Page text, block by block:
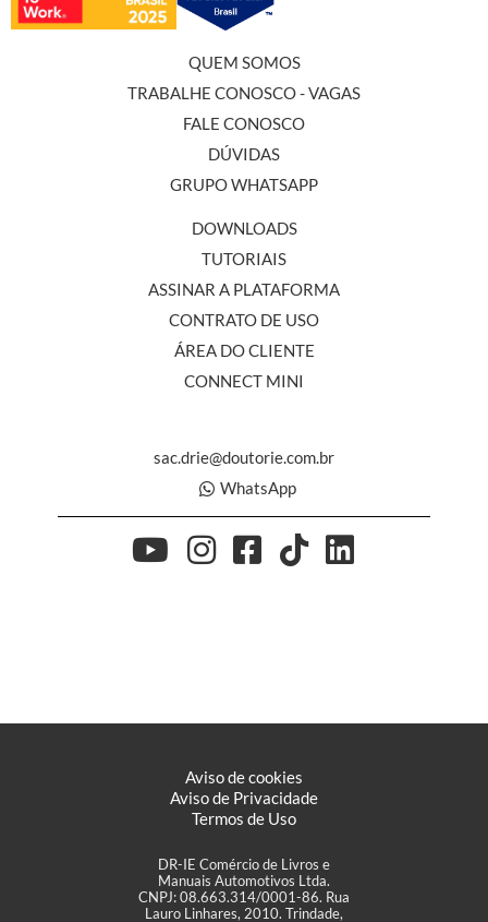
QUEM SOMOS
TRABALHE CONOSCO - VAGAS
FALE CONOSCO
DÚVIDAS
GRUPO WHATSAPP
DOWNLOADS
TUTORIAIS
ASSINAR A PLATAFORMA
CONTRATO DE USO
ÁREA DO CLIENTE
CONNECT MINI
sac.drie@doutorie.com.br
WhatsApp
Aviso de cookies
Aviso de Privacidade
Termos de Uso
DR-IE Comércio de Livros e
Manuais Automotivos Ltda.
CNPJ: 08.663.314/0001-86. Rua
Lauro Linhares, 2010. Trindade,